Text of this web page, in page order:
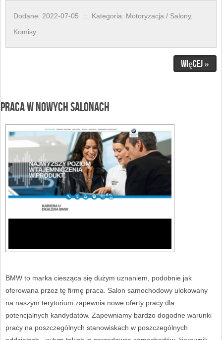
Dodane: 2022-07-05 ::
Kategoria: Motoryzacja / Salony,
Komisy
Więcej »
Praca w nowych salonach
BMW to marka ciesząca się dużym uznaniem, podobnie jak
oferowana przez tę firmę praca. Salon samochodowy ulokowany
na naszym terytorium zapewnia nowe oferty pracy dla
potencjalnych kandydatów. Zapewniamy bardzo dogodne warunki
pracy na poszczególnych stanowiskach w poszczególnych